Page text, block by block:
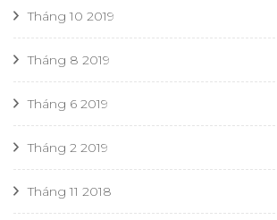
Tháng 10 2019
Tháng 8 2019
Tháng 6 2019
Tháng 2 2019
Tháng 11 2018